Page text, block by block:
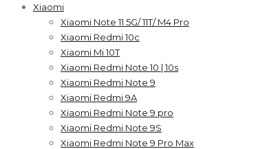
Xiaomi
Xiaomi Note 11 5G/ 11T/ M4 Pro
Xiaomi Redmi 10c
Xiaomi Mi 10T
Xiaomi Redmi Note 10 | 10s
Xiaomi Redmi Note 9
Xiaomi Redmi 9A
Xiaomi Redmi Note 9 pro
Xiaomi Redmi Note 9S
Xiaomi Redmi Note 9 Pro Max